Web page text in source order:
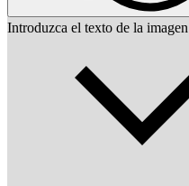
Introduzca el texto de la imagen